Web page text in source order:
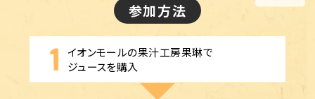
参加方法
イオンモールの果汁工房果琳で
ジュースを購入